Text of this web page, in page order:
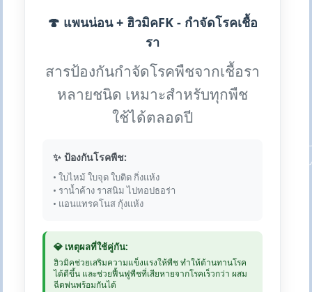
🍄 แพนน่อน + ฮิวมิคFK - กำจัดโรคเชื้อ
รา
สารป้องกันกำจัดโรคพืชจากเชื้อรา
หลายชนิด เหมาะสำหรับทุกพืช
ใช้ได้ตลอดปี
✨ ป้องกันโรคพืช:
• ใบไหม้ ใบจุด ใบติด กิ่งแห้ง
• ราน้ำค้าง ราสนิม ไปทอปธอร่า
• แอนแทรคโนส กุ้งแห้ง
💎 เหตุผลที่ใช้คู่กัน:
ฮิวมิคช่วยเสริมความแข็งแรงให้พืช ทำให้ต้านทานโรค
ได้ดีขึ้น และช่วยฟื้นฟูพืชที่เสียหายจากโรคเร็วกว่า ผสม
ฉีดพ่นพร้อมกันได้